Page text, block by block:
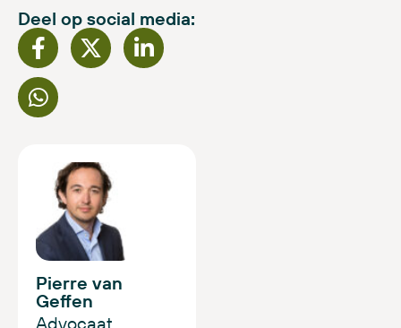
Deel op social media:
Pierre van
Geffen
Advocaat